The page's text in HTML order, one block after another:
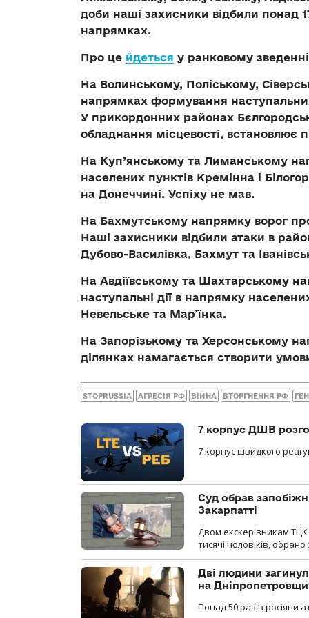
доби наші захисники відбили понад
напрямках.
Про це йдеться у ранковому
На Волинському, Поліському,
напрямках формування
У прикордонних районах
обладнання місцевості, встановлює
На Куп’янському та Лиманському
населених пунктів Кремінна і
на Донеччині. Успіху не мав.
На Бахмутському напрямку ворог
Наші захисники відбили атаки в
Дубово-Василівка, Бахмут та
На Авдіївському та Шахтарському
наступальні дії в напрямку
Невельське та Мар’їнка.
На Запорізькому та Херсонському
ділянках намагається створити
STOPRUSSIA АГРЕСІЯ РФ ВІЙНА ВТОРГНЕННЯ РФ
7 корпус ДШВ
7 корпус швидкого
Суд обрав
Закарпатті
Двом екскерівникам
тисячі чоловіків,
Дві людини
на
Понад 50 разів росіяни